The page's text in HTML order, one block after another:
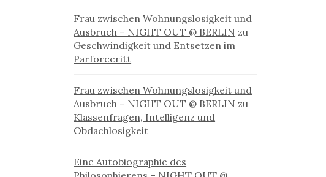
Frau zwischen Wohnungslosigkeit und
Ausbruch – NIGHT OUT @ BERLIN zu
Geschwindigkeit und Entsetzen im
Parforceritt
Frau zwischen Wohnungslosigkeit und
Ausbruch – NIGHT OUT @ BERLIN zu
Klassenfragen, Intelligenz und
Obdachlosigkeit
Eine Autobiographie des